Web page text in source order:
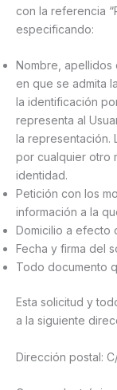
con la referencia
especificando:
Nombre, apellidos
en que se admita
la identificación
representa al
la representación.
por cualquier otro
identidad.
Petición con los
información a la
Domicilio a efecto
Fecha y firma del
Todo documento
Esta solicitud y
a la siguiente
Dirección postal: